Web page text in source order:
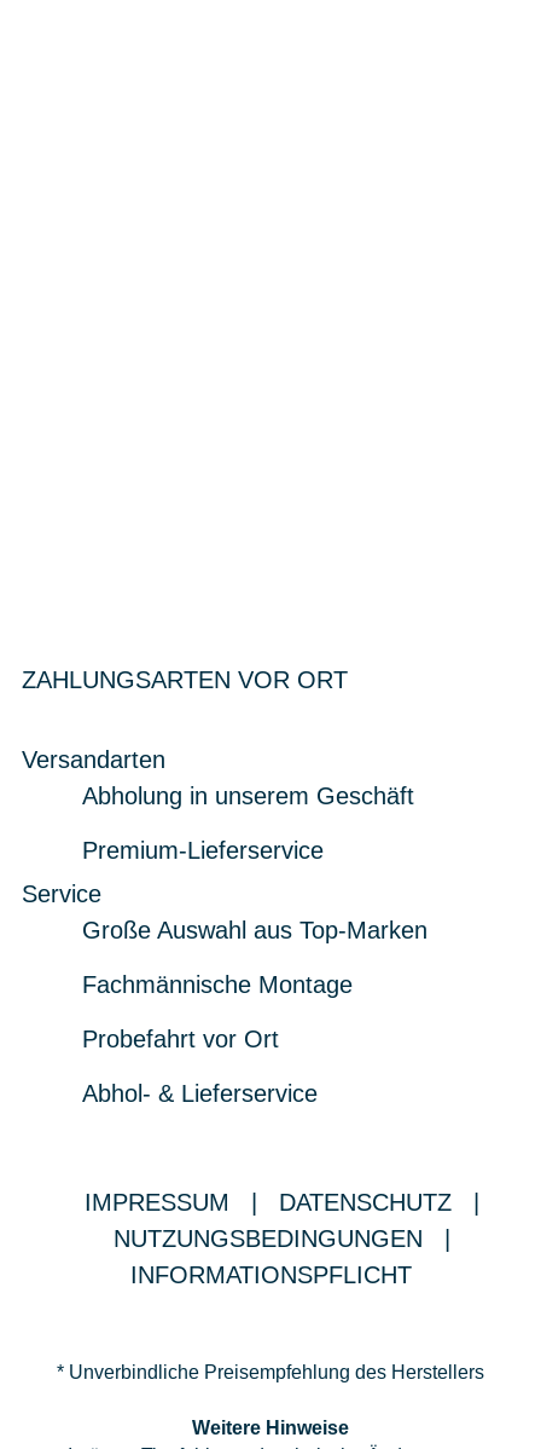
ZAHLUNGSARTEN VOR ORT
Versandarten
Abholung in unserem Geschäft
Premium-Lieferservice
Service
Große Auswahl aus Top-Marken
Fachmännische Montage
Probefahrt vor Ort
Abhol- & Lieferservice
IMPRESSUM DATENSCHUTZ
NUTZUNGSBEDINGUNGEN
INFORMATIONSPFLICHT
* Unverbindliche Preisempfehlung des Herstellers
Weitere Hinweise